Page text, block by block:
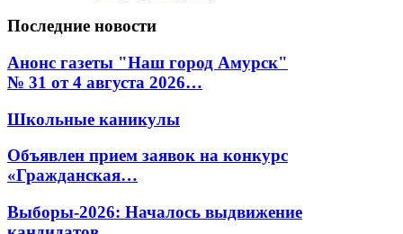
Последние новости
Анонс газеты "Наш город Амурск"
№ 31 от 4 августа 2026…
Школьные каникулы
Объявлен прием заявок на конкурс
«Гражданская…
Выборы-2026: Началось выдвижение